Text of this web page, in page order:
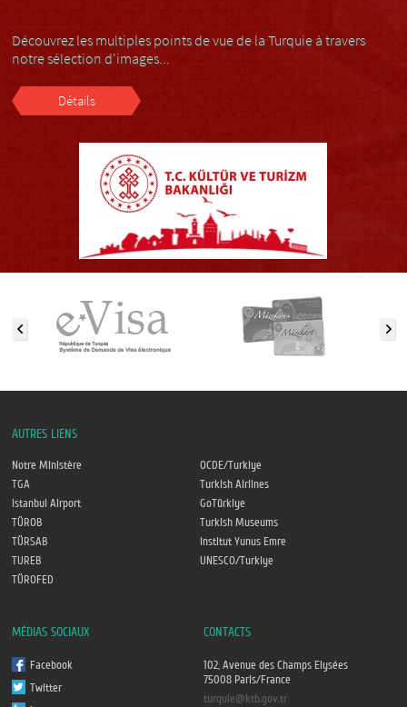
Découvrez les multiples points de vue de la Turquie à travers
notre sélection d'images...
Détails
AUTRES LIENS
Notre Ministère
OCDE/Turkiye
TGA
Turkish Airlines
Istanbul Airport
GoTürkiye
TÜROB
Turkish Museums
TÜRSAB
Institut Yunus Emre
TUREB
UNESCO/Turkiye
TÜROFED
MÉDIAS SOCIAUX
Facebook
Twitter
CONTACTS
102, Avenue des Champs Elysées
75008 Paris/France
turquie@ktb.gov.tr